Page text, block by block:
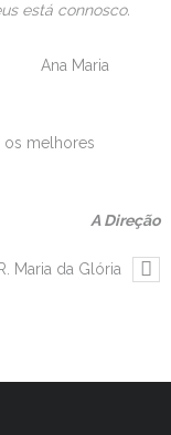
está connosco.
os melhores
A Direção
Maria da Glória